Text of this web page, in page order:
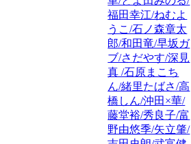
福田幸江/ねむよ
うこ/石ノ森章太
郎/和田竜/早坂ガ
ブ/さだやす/深見
真 /石原まこち
ん/緒里たばさ/高
橋しん/沖田×華/
藤堂裕/秀良子/富
野由悠季/矢立肇/